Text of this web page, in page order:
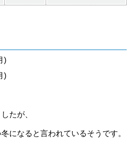
)
)
たが、
になると言われているそうです。